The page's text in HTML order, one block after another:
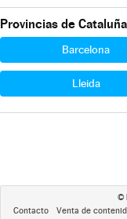
Provincias de Cataluña
Barcelona
Lleida
©
Contacto Venta de